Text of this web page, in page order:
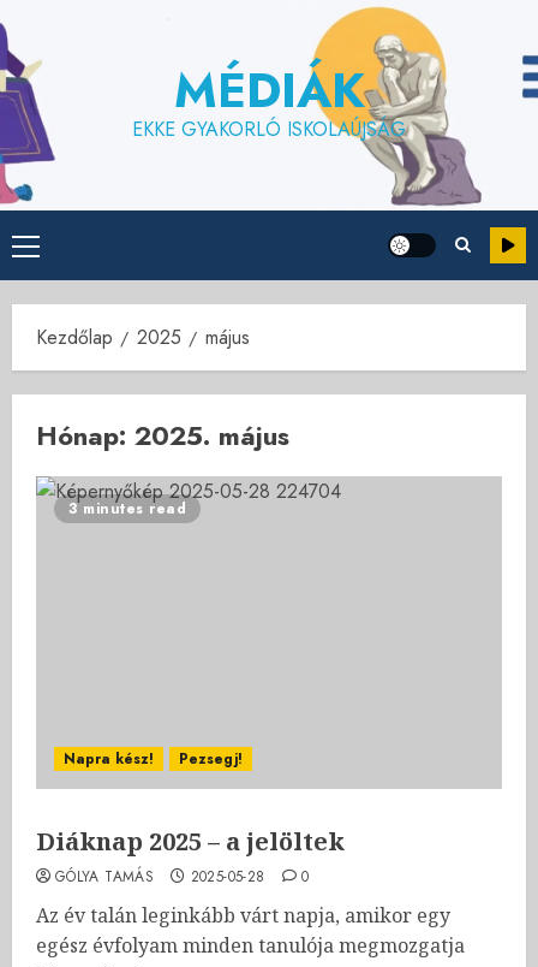
to
content
MÉDIÁK
EKKE GYAKORLÓ ISKOLAÚJSÁG
Primary
Menu
Kezdőlap 2025 május
Hónap: 2025. május
3 minutes read
Napra kész! Pezsegj!
Diáknap 2025 – a jelöltek
GÓLYA TAMÁS 2025-05-28 0
Az év talán leginkább várt napja, amikor egy
egész évfolyam minden tanulója megmozgatja